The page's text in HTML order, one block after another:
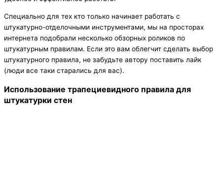
Специально для тех кто только начинает работать с
штукатурно-отделочными инструментами, мы на просторах
интернета подобрали несколько обзорных роликов по
штукатурным правилам. Если это вам облегчит сделать выбор
штукатурного правила, не забудьте автору поставить лайк
(люди все таки старались для вас).
Использование трапециевидного правила для
штукатурки стен